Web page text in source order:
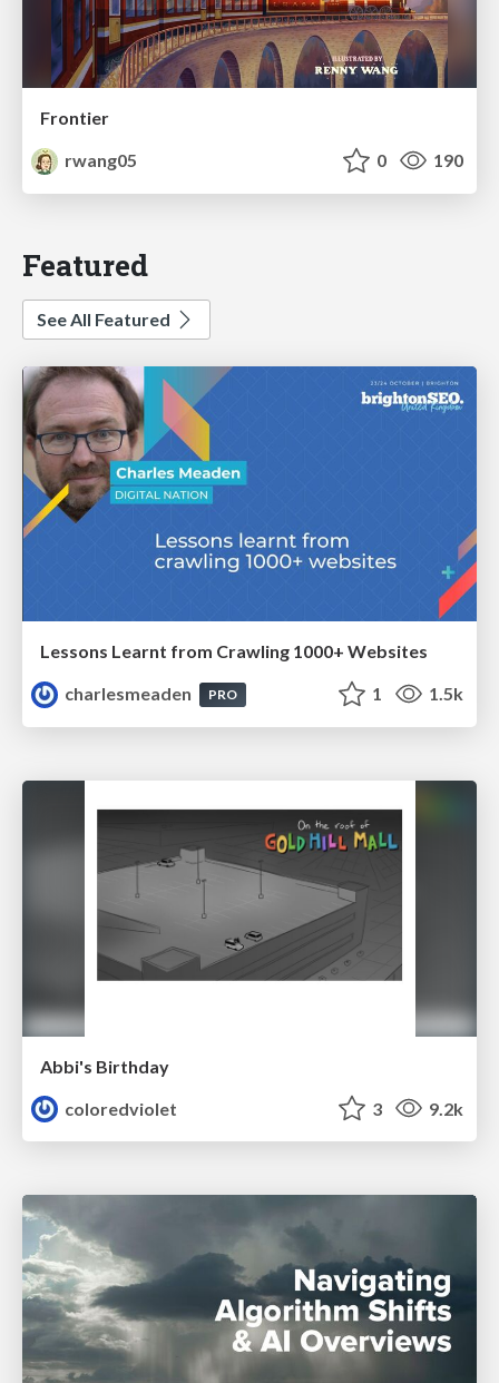
Frontier
rwang05
0 190
Featured
See All Featured
Lessons Learnt from Crawling 1000+ Websites
charlesmeaden
PRO 1 1.5k
Abbi's Birthday
coloredviolet
3 9.2k